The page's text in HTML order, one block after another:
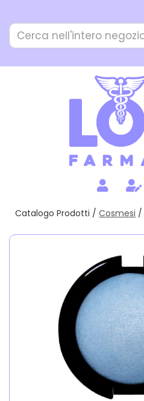
contenuto
principale
Cerca
Prodotto
Catalogo Prodotti / Cosmesi /